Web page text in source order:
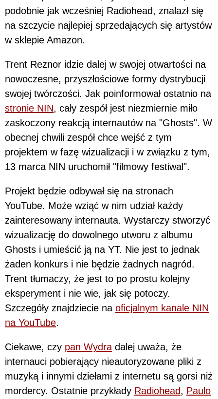
podobnie jak wcześniej Radiohead, znalazł się
na szczycie najlepiej sprzedających się artystów
w sklepie Amazon.
Trent Reznor idzie dalej w swojej otwartości na
nowoczesne, przyszłościowe formy dystrybucji
swojej twórczości. Jak poinformował ostatnio na
stronie NIN, cały zespół jest niezmiernie miło
zaskoczony reakcją internautów na "Ghosts". W
obecnej chwili zespół chce wejść z tym
projektem w fazę wizualizacji i w związku z tym,
13 marca NIN uruchomił "filmowy festiwal".
Projekt będzie odbywał się na stronach
YouTube. Może wziąć w nim udział każdy
zainteresowany internauta. Wystarczy stworzyć
wizualizację do dowolnego utworu z albumu
Ghosts i umieścić ją na YT. Nie jest to jednak
żaden konkurs i nie będzie żadnych nagród.
Trent tłumaczy, że jest to po prostu kolejny
eksperyment i nie wie, jak się potoczy.
Szczegóły znajdziecie na oficjalnym kanale NIN
na YouTube.
Ciekawe, czy pan Wydra dalej uważa, że
internauci pobierający nieautoryzowane pliki z
muzyką i innymi dziełami z internetu są gorsi niż
mordercy. Ostatnie przykłady Radiohead, Paulo